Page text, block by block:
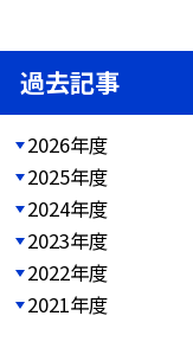
過去記事
2026年度
2025年度
2024年度
2023年度
2022年度
2021年度